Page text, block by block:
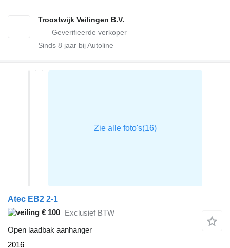
Troostwijk Veilingen B.V.
Sinds 8 jaar bij Autoline
Atec EB2 2-1
€ 100 Exclusief BTW
Open laadbak aanhanger
2016